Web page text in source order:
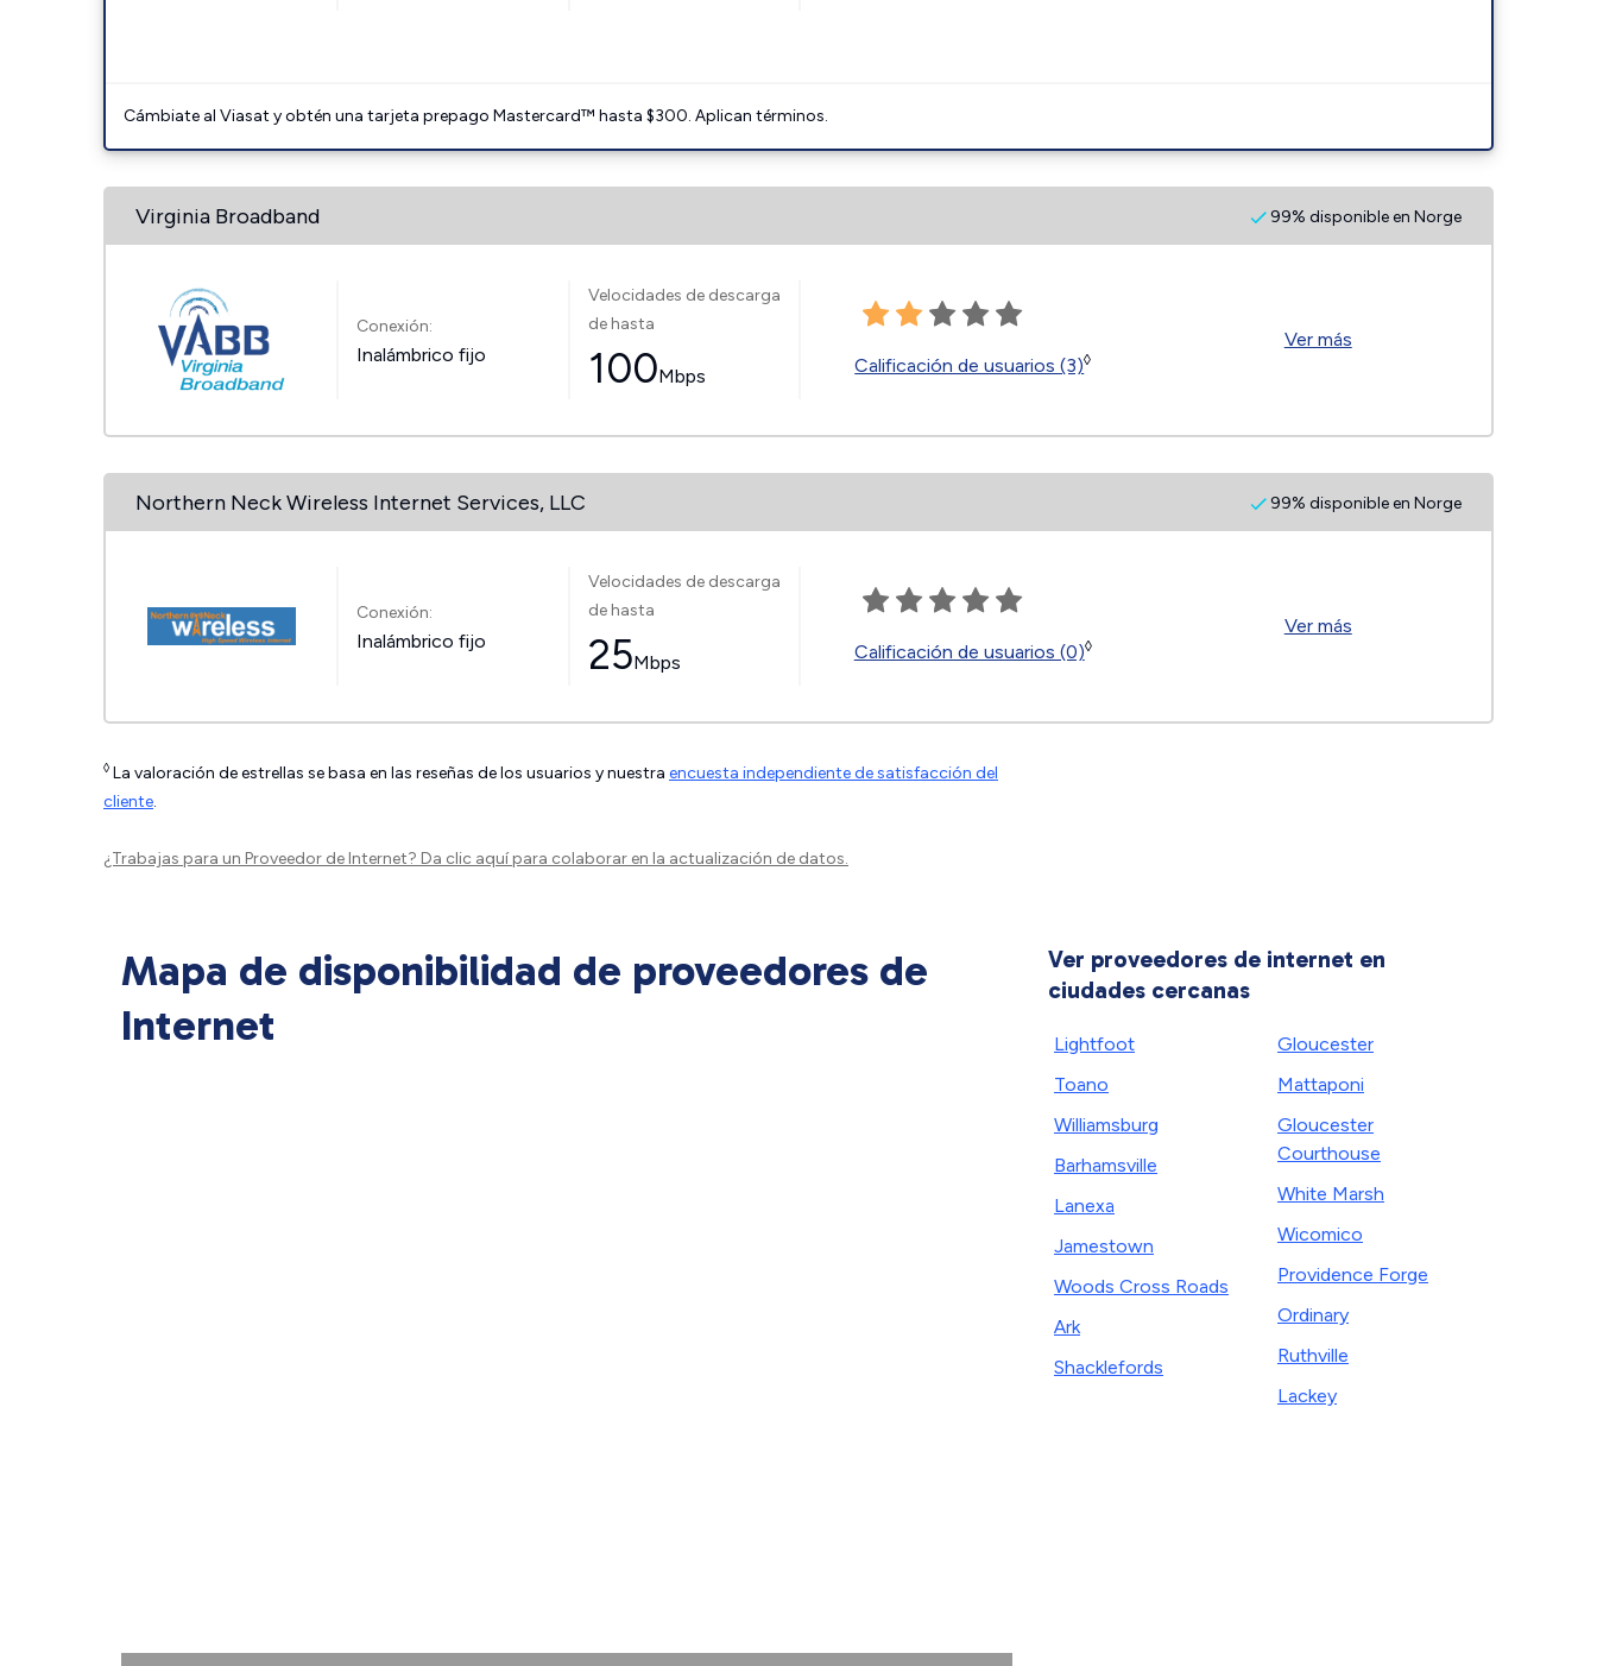
Cámbiate al Viasat y obtén una tarjeta prepago Mastercard™ hasta $300. Aplican términos.
Virginia Broadband 99% disponible en Norge
Conexión:
Inalámbrico fijo
Velocidades de descarga
de hasta
100Mbps Calificación de usuarios (3)◊
Ver más
Northern Neck Wireless Internet Services, LLC 99% disponible en Norge
Conexión:
Inalámbrico fijo
Velocidades de descarga
de hasta
25Mbps Calificación de usuarios (0)◊
Ver más
◊ La valoración de estrellas se basa en las reseñas de los usuarios y nuestra encuesta independiente de satisfacción del
cliente.
¿Trabajas para un Proveedor de Internet? Da clic aquípara colaborar en la actualización de datos.
Mapa de disponibilidad de proveedores de
Internet
Ver proveedores de internet en
ciudades cercanas
Lightfoot
Toano
Williamsburg
Barhamsville
Lanexa
Jamestown
Woods Cross Roads
Ark
Shacklefords
Gloucester
Mattaponi
Gloucester
Courthouse
White Marsh
Wicomico
Providence Forge
Ordinary
Ruthville
Lackey